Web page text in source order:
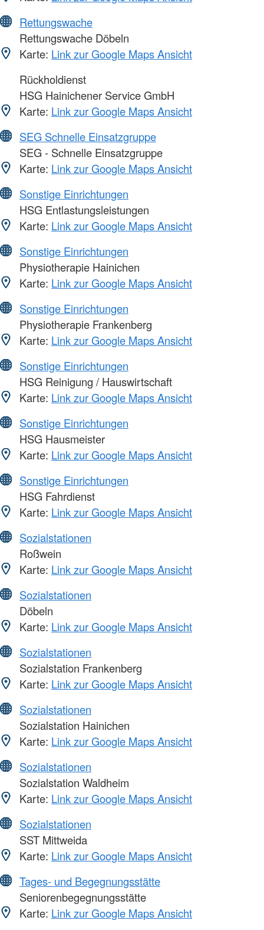
Rettungswache
Rettungswache Döbeln
Karte: Link zur Google Maps Ansicht
Rückholdienst
HSG Hainichener Service GmbH
Karte: Link zur Google Maps Ansicht
SEG Schnelle Einsatzgruppe
SEG - Schnelle Einsatzgruppe
Karte: Link zur Google Maps Ansicht
Sonstige Einrichtungen
HSG Entlastungsleistungen
Karte: Link zur Google Maps Ansicht
Sonstige Einrichtungen
Physiotherapie Hainichen
Karte: Link zur Google Maps Ansicht
Sonstige Einrichtungen
Physiotherapie Frankenberg
Karte: Link zur Google Maps Ansicht
Sonstige Einrichtungen
HSG Reinigung / Hauswirtschaft
Karte: Link zur Google Maps Ansicht
Sonstige Einrichtungen
HSG Hausmeister
Karte: Link zur Google Maps Ansicht
Sonstige Einrichtungen
HSG Fahrdienst
Karte: Link zur Google Maps Ansicht
Sozialstationen
Roßwein
Karte: Link zur Google Maps Ansicht
Sozialstationen
Döbeln
Karte: Link zur Google Maps Ansicht
Sozialstationen
Sozialstation Frankenberg
Karte: Link zur Google Maps Ansicht
Sozialstationen
Sozialstation Hainichen
Karte: Link zur Google Maps Ansicht
Sozialstationen
Sozialstation Waldheim
Karte: Link zur Google Maps Ansicht
Sozialstationen
SST Mittweida
Karte: Link zur Google Maps Ansicht
Tages- und Begegnungsstätte
Seniorenbegegnungsstätte
Karte: Link zur Google Maps Ansicht